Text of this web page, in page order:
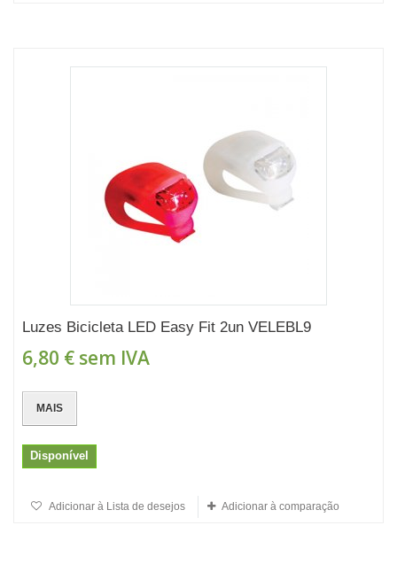
Luzes Bicicleta LED Easy Fit 2un VELEBL9
6,80 € sem IVA
MAIS
Disponível
Adicionar à Lista de desejos Adicionar à comparação